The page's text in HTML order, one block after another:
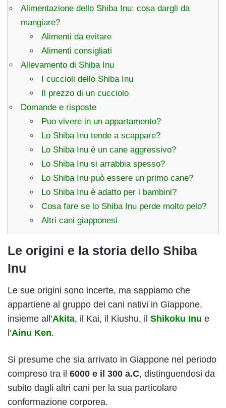
Alimentazione dello Shiba Inu: cosa dargli da
mangiare?
Alimenti da evitare
Alimenti consigliati
Allevamento di Shiba Inu
I cuccioli dello Shiba Inu
Il prezzo di un cucciolo
Domande e risposte
Puo vivere in un appartamento?
Lo Shiba Inu tende a scappare?
Lo Shiba Inu è un cane aggressivo?
Lo Shiba Inu si arrabbia spesso?
Lo Shiba Inu può essere un primo cane?
Lo Shiba Inu è adatto per i bambini?
Cosa fare se lo Shiba Inu perde molto pelo?
Altri cani giapponesi
Le origini e la storia dello Shiba
Inu
Le sue origini sono incerte, ma sappiamo che
appartiene al gruppo dei cani nativi in Giappone,
insieme all’Akita, il Kai, il Kiushu, il Shikoku Inu e
l’Ainu Ken.
Si presume che sia arrivato in Giappone nel periodo
compreso tra il 6000 e il 300 a.C, distinguendosi da
subito dagli altri cani per la sua particolare
conformazione corporea.